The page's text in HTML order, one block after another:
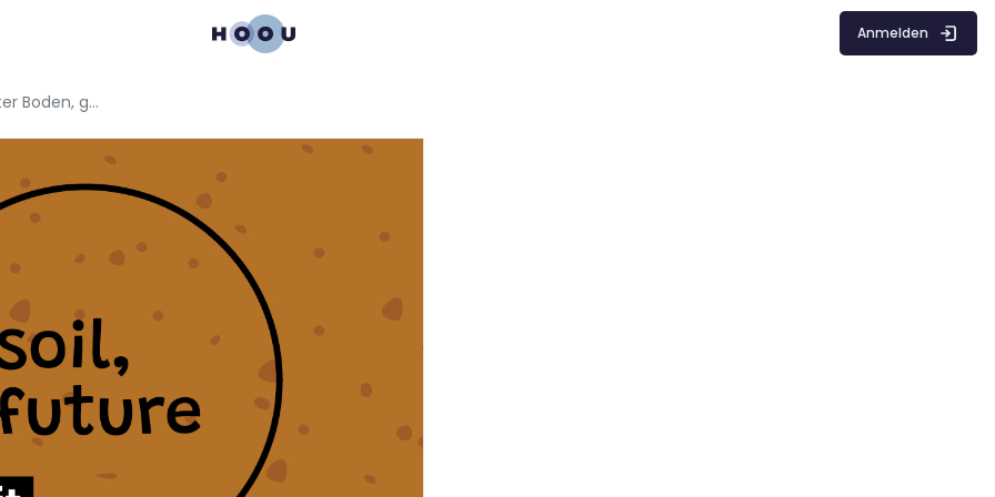
Anmelden
Wissenschaft kurz erklärt: Guter Boden, gutes Wasser – Podcast